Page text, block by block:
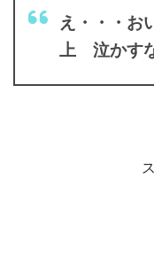
え・・・お
上 泣かす